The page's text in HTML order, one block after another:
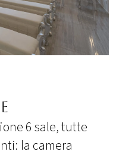
6 sale, tutte
la camera